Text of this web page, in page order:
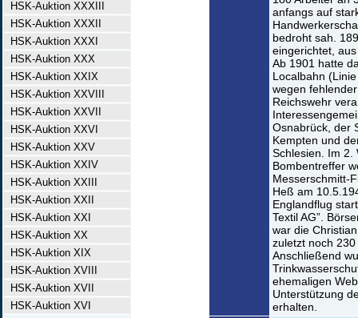
HSK-Auktion XXXIII
HSK-Auktion XXXII
HSK-Auktion XXXI
HSK-Auktion XXX
HSK-Auktion XXIX
HSK-Auktion XXVIII
HSK-Auktion XXVII
HSK-Auktion XXVI
HSK-Auktion XXV
HSK-Auktion XXIV
HSK-Auktion XXIII
HSK-Auktion XXII
HSK-Auktion XXI
HSK-Auktion XX
HSK-Auktion XIX
HSK-Auktion XVIII
HSK-Auktion XVII
HSK-Auktion XVI
anfangs auf
bedroht sah.
eingerichtet,
Ab 1901 hatte
Localbahn
wegen
Reichswehr
Osnabrück, der
Kempten und
Schlesien. Im 2.
Bombentreffer
Messerschmitt-
Heß am
Englandflug
Textil AG”.
war die
zuletzt noch
Anschließend
ehemaligen
Unterstützung
erhalten.